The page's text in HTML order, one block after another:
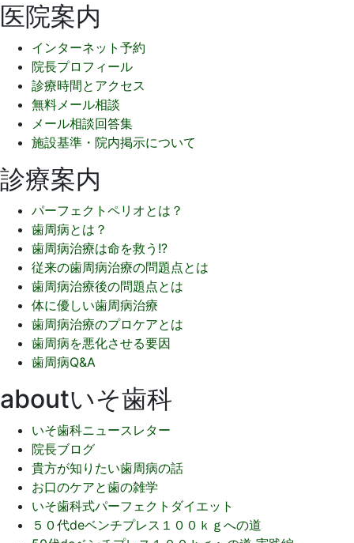
医院案内
インターネット予約
院長プロフィール
診療時間とアクセス
無料メール相談
メール相談回答集
施設基準・院内掲示について
診療案内
パーフェクトペリオとは？
歯周病とは？
歯周病治療は命を救う!?
従来の歯周病治療の問題点とは
歯周病治療後の問題点とは
体に優しい歯周病治療
歯周病治療のプロケアとは
歯周病を悪化させる要因
歯周病Q&A
aboutいそ歯科
いそ歯科ニュースレター
院長ブログ
貴方が知りたい歯周病の話
お口のケアと歯の雑学
いそ歯科式パーフェクトダイエット
５０代deベンチプレス１００ｋｇへの道